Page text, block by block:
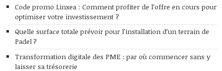
Code promo Linxea : Comment profiter de l’offre en cours pour
optimiser votre investissement ?
Quelle surface totale prévoir pour l’installation d’un terrain de
Padel ?
Transformation digitale des PME : par où commencer sans y
laisser sa trésorerie